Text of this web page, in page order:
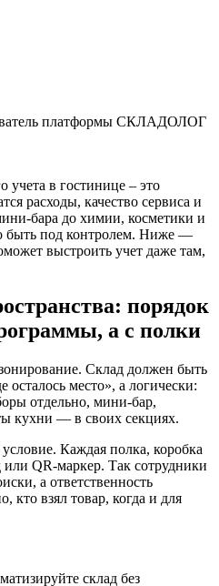
платформы СКЛАДОЛОГ
учета в гостинице – это
расходы, качество сервиса и
бара до химии, косметики и
быть под контролем. Ниже —
выстроить учет даже там,
порядок
а с полки
Склад должен быть
осталось место», а логически:
отдельно, мини-бар,
кухни — в своих секциях.
Каждая полка, коробка
или QR-маркер. Так сотрудники
а ответственность
кто взял товар, когда и для
склад без